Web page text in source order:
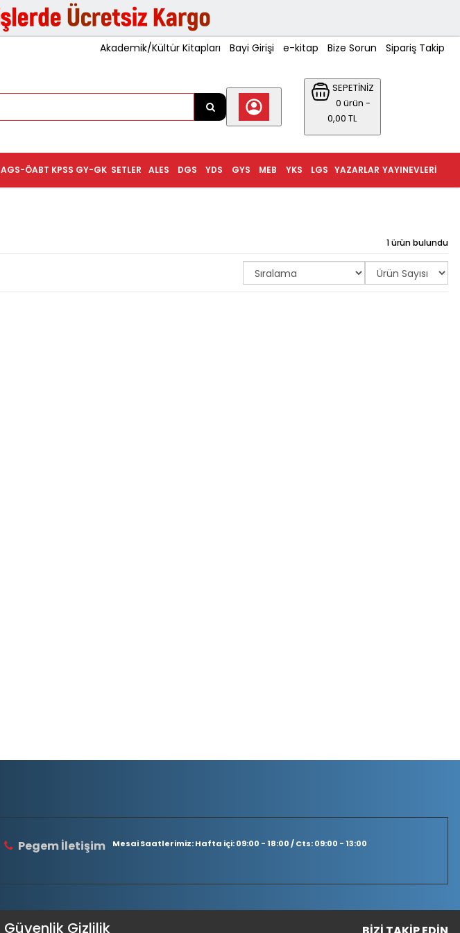
Akademik/Kültür Kitapları Bayi Girişi e-kitap Bize Sorun Sipariş Takip
SEPETİNİZ
0 ürün -
0,00 TL
YAYINEVLERI
YAZARLAR
LGS
YKS
MEB
GYS
YDS
DGS
ALES
SETLER
KPSS GY-GK
AGS-ÖABT
1 ürün bulundu
Pegem İletişim Mesai Saatlerimiz: Hafta içi: 09:00 - 18:00 / Cts: 09:00 - 13:00
Güvenlik Gizlilik